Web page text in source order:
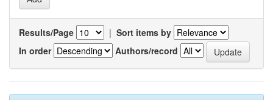
Results/Page | Sort items by
In order
Authors/record